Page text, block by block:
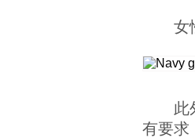
女
此
有要求